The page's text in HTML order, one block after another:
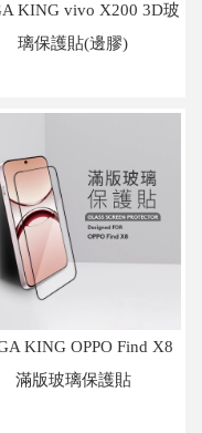
KING vivo X200 3D玻
璃保護貼(邊膠)
KING OPPO Find X8
滿版玻璃保護貼